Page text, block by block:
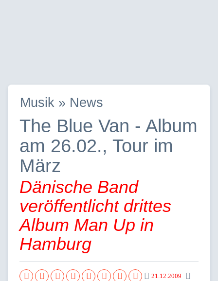
Musik » News
The Blue Van - Album
am 26.02., Tour im
März
Dänische Band
veröffentlicht drittes
Album Man Up in
Hamburg
21.12.2009